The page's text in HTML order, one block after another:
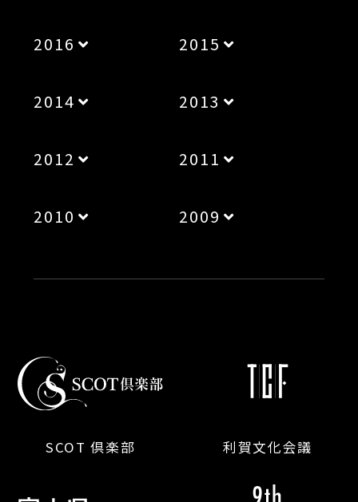
2016 2015
2014 2013
2012 2011
2010 2009
SCOT 倶楽部 利賀文化会議